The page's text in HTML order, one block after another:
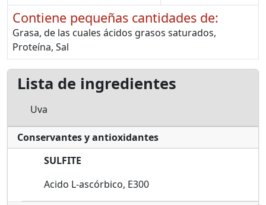
Contiene pequeñas cantidades de:
Grasa, de las cuales ácidos grasos saturados,
Proteína, Sal
Lista de ingredientes
Uva
Conservantes y antioxidantes
SULFITE
Acido L-ascórbico, E300